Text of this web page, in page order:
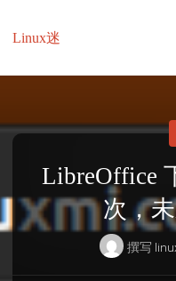
Linux迷
LibreOffice
次，
撰写